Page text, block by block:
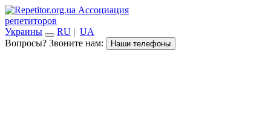
Ассоциация
репетиторов
Украины
RU | UA
Вопросы? Звоните нам:
Наши телефоны